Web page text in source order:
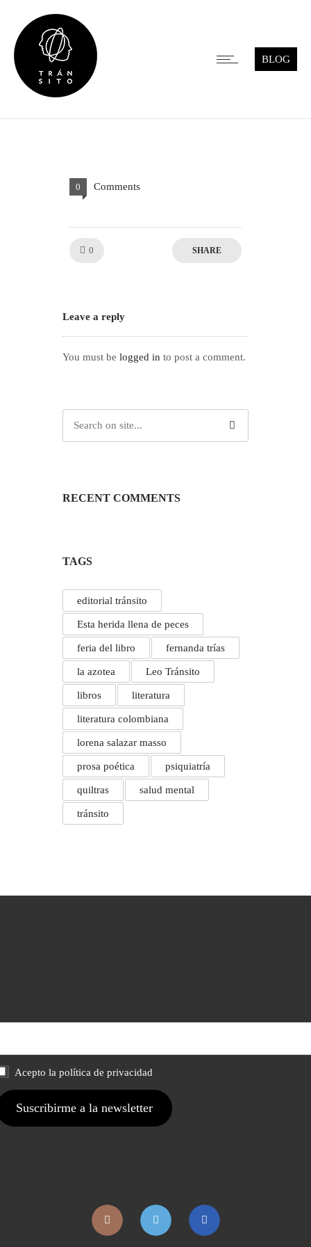
BLOG
0 Comments
0 SHARE
Leave a reply
You must be logged in to post a comment.
RECENT COMMENTS
TAGS
editorial tránsito
Esta herida llena de peces
feria del libro fernanda trías
la azotea Leo Tránsito
libros literatura
literatura colombiana
lorena salazar masso
prosa poética psiquiatría
quiltras salud mental
tránsito
Acepto la política de privacidad